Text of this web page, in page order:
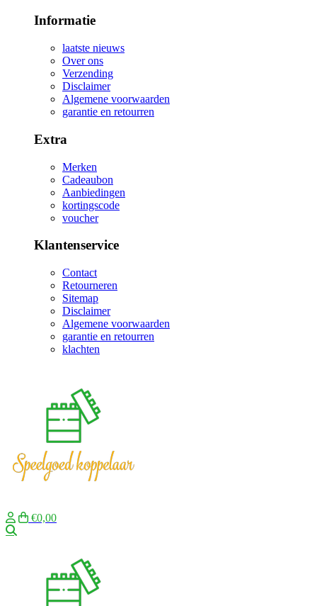
Informatie
laatste nieuws
Over ons
Verzending
Disclaimer
Algemene voorwaarden
garantie en retourren
Extra
Merken
Cadeaubon
Aanbiedingen
kortingscode
voucher
Klantenservice
Contact
Retourneren
Sitemap
Disclaimer
Algemene voorwaarden
garantie en retourren
klachten
€0,00